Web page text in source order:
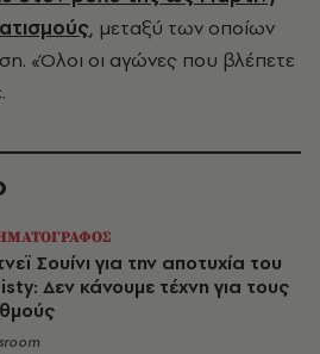
, μεταξύ των οποίων
«Όλοι οι αγώνες που βλέπετε
Σουίνι για την αποτυχία του
Δεν κάνουμε τέχνη για τους